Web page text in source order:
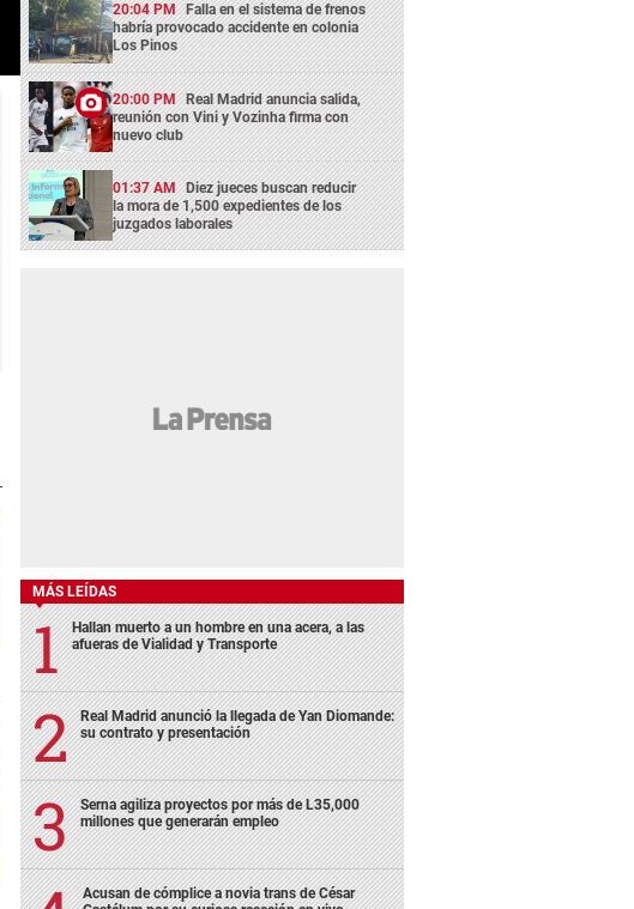
20:04 PM Falla en el sistema de frenos
habría provocado accidente en colonia
Los Pinos
20:00 PM Real Madrid anuncia salida,
reunión con Vini y Vozinha firma con
nuevo club
01:37 AM Diez jueces buscan reducir
la mora de 1,500 expedientes de los
juzgados laborales
MÁS LEÍDAS
Hallan muerto a un hombre en una acera, a las
afueras de Vialidad y Transporte
Real Madrid anunció la llegada de Yan Diomande:
su contrato y presentación
Serna agiliza proyectos por más de L35,000
millones que generarán empleo
Acusan de cómplice a novia trans de César